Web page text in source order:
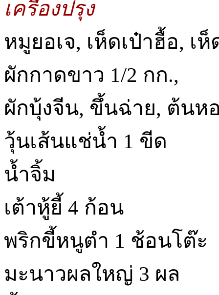
เครื่องปรุง
หมูยอเจ, เห็ดเป๋าฮื้อ, เ
ผักกาดขาว 1/2 กก.,
ผักบุ้งจีน, ขึ้นฉ่าย, ต้นห
วุ้นเส้นแช่น้ำ 1 ขีด
น้ำจิ้ม
เต้าหู้ยี้ 4 ก้อน
พริกขี้หนูตำ 1 ช้อนโต๊ะ
มะนาวผลใหญ่ 3 ผล